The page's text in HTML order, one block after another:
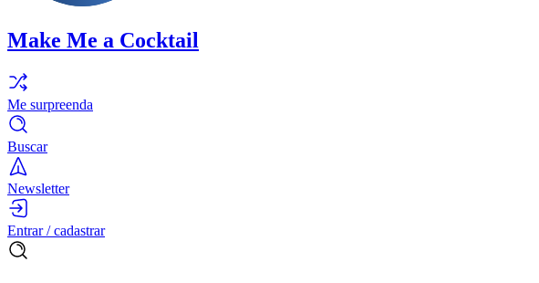
Make Me a Cocktail
Me surpreenda
Buscar
Newsletter
Entrar / cadastrar